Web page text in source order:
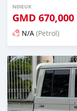
NDIEUK
GMD 670,000
N/A (Petrol)
Dougal na niou ko